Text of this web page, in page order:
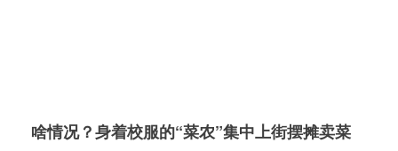
啥情况？身着校服的“菜农”集中上街摆摊卖菜